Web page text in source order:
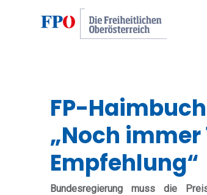
FP-
„Noch immer
Empfehlung“
Bundesregierung muss die